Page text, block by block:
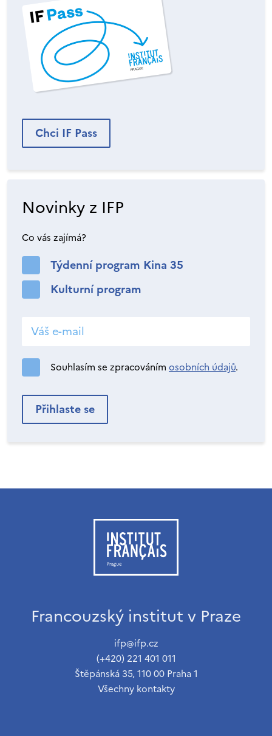
Chci IF Pass
Novinky z IFP
Co vás zajímá?
Týdenní program Kina 35
Kulturní program
Souhlasím se zpracováním osobních údajů.
Francouzský institut v Praze
ifp@ifp.cz
(+420) 221 401 011
Štěpánská 35, 110 00 Praha 1
Všechny kontakty